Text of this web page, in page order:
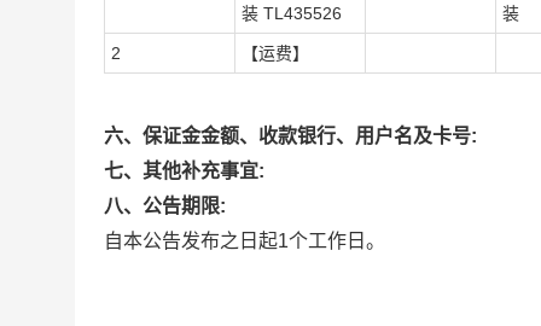
装 TL435526
装
2 【运费】
六、保证金金额、收款银行、用户名及卡号:
七、其他补充事宜:
八、公告期限:
自本公告发布之日起1个工作日。